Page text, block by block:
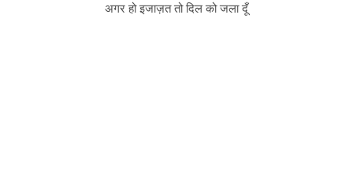
अगर हो इजाज़त तो दिल को जला दूँ